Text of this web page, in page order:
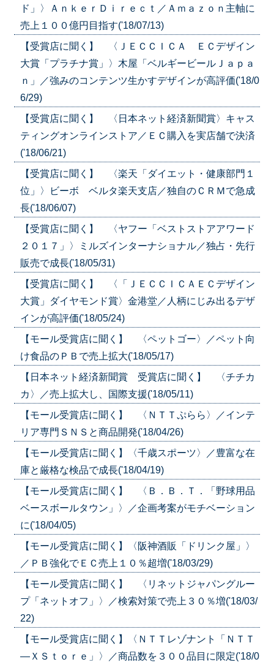
ド」〉ＡｎｋｅｒＤｉｒｅｃｔ／Ａｍａｚｏｎ主軸に
売上１００億円目指す('18/07/13)
【受賞店に聞く】 〈ＪＥＣＣＩＣＡ ＥＣデザイン
大賞「プラチナ賞」〉木屋「ベルギービールＪａｐａ
ｎ」／強みのコンテンツ生かすデザインが高評価('18/0
6/29)
【受賞店に聞く】 〈日本ネット経済新聞賞〉キャス
ティングオンラインストア／ＥＣ購入を実店舗で決済
('18/06/21)
【受賞店に聞く】 〈楽天「ダイエット・健康部門１
位」〉ビーボ ベルタ楽天支店／独自のＣＲＭで急成
長('18/06/07)
【受賞店に聞く】 〈ヤフー「ベストストアアワード
２０１７」〉ミルズインターナショナル／独占・先行
販売で成長('18/05/31)
【受賞店に聞く】 〈「ＪＥＣＣＩＣＡＥＣデザイン
大賞」ダイヤモンド賞〉金港堂／人柄にじみ出るデザ
インが高評価('18/05/24)
【モール受賞店に聞く】 〈ペットゴー〉／ペット向
け食品のＰＢで売上拡大('18/05/17)
【日本ネット経済新聞賞 受賞店に聞く】 〈チチカ
カ〉／売上拡大し、国際支援('18/05/11)
【モール受賞店に聞く】 〈ＮＴＴぷらら〉／インテ
リア専門ＳＮＳと商品開発('18/04/26)
【モール受賞店に聞く】〈千歳スポーツ〉／豊富な在
庫と厳格な検品で成長('18/04/19)
【モール受賞店に聞く】 〈Ｂ．Ｂ．Ｔ．「野球用品
ベースボールタウン」〉／企画考案がモチベーション
に('18/04/05)
【モール受賞店に聞く】〈阪神酒販「ドリンク屋」〉
／ＰＢ強化でＥＣ売上１０％超増('18/03/29)
【モール受賞店に聞く】 〈リネットジャパングルー
プ「ネットオフ」〉／検索対策で売上３０％増('18/03/
22)
【モール受賞店に聞く】〈ＮＴＴレゾナント「ＮＴＴ
—ＸＳｔｏｒｅ」〉／商品数を３００品目に限定('18/0